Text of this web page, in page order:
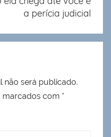
a perícia judicial
não será publicado.
marcados com *